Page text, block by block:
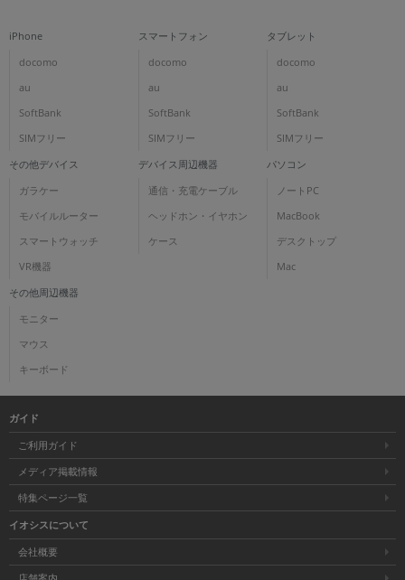
iPhone
docomo
au
SoftBank
SIMフリー
スマートフォン
docomo
au
SoftBank
SIMフリー
タブレット
docomo
au
SoftBank
SIMフリー
その他デバイス
ガラケー
モバイルルーター
スマートウォッチ
VR機器
デバイス周辺機器
通信・充電ケーブル
ヘッドホン・イヤホン
ケース
パソコン
ノートPC
MacBook
デスクトップ
Mac
その他周辺機器
モニター
マウス
キーボード
ガイド
ご利用ガイド
メディア掲載情報
特集ページ一覧
イオシスについて
会社概要